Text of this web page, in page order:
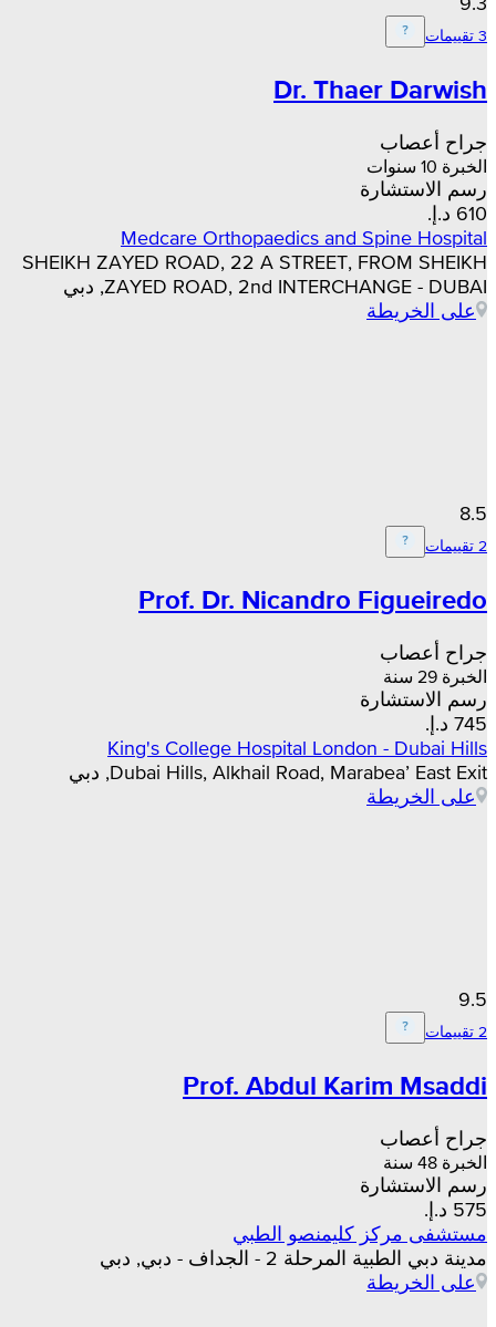
Dr. Thaer Darwish
جراح أعصاب
الخبرة 10 سنوات
رسم الاستشارة
Medcare Orthopaedics and Spine Hospital
SHEIKH ZAYED ROAD, 22 A STREET, FROM SHEIKH
ZAYED ROAD, 2nd INTERCHANGE - DUBAI, دبي
على الخريطة
8.5
Prof. Dr. Nicandro Figueiredo
جراح أعصاب
الخبرة 29 سنة
رسم الاستشارة
King's College Hospital London - Dubai Hills
Dubai Hills, Alkhail Road, Marabea’ East Exit, دبي
على الخريطة
9.5
Prof. Abdul Karim Msaddi
جراح أعصاب
الخبرة 48 سنة
رسم الاستشارة
مستشفى مركز كليمنصو الطبي
مدينة دبي الطبية المرحلة 2 - الجداف - دبي, دبي
على الخريطة